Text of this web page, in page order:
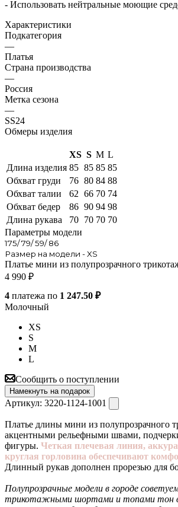
- Использовать нейтральные моющие
Характеристики
Подкатегория
—
Платья
Страна производства
—
Россия
Метка сезона
—
SS24
Обмеры изделия
XS S M L
Длина изделия 85 85 85 85
Обхват груди
76 80 84 88
Обхват талии
62 66 70 74
Обхват бедер
86 90 94 98
Длина рукава
70 70 70 70
Параметры модели
175/ 79/ 59/ 86
Размер на модели - XS
Платье мини из полупрозрачного
4 990 ₽
4 платежа по 1 247.50 ₽
Молочный
XS
S
M
L
Сообщить о поступлении
Намекнуть на подарок
Артикул: 3220-1124-1001
Платье длины мини из полупрозрачного
акцентными рельефными швами,
фигуры. Четкая плечевая линия,
круглая горловина обеспечивают
Длинный рукав дополнен прорезью для
Полупрозрачные модели в городе
трикотажными шортами и топами тон